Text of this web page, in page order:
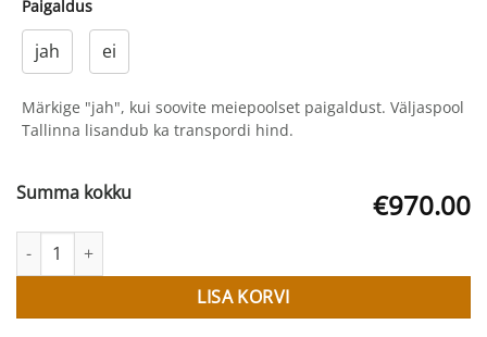
Paigaldus
jah ei
Märkige "jah", kui soovite meiepoolset paigaldust. Väljaspool
Tallinna lisandub ka transpordi hind.
Summa kokku €970.00
Välisuksed majale Supremme nr. 15 kogus
LISA KORVI